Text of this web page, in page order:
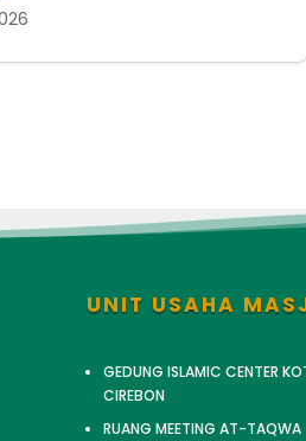
UNIT USAHA
GEDUNG ISLAMIC CENTER
CIREBON
RUANG MEETING AT-TAQWA